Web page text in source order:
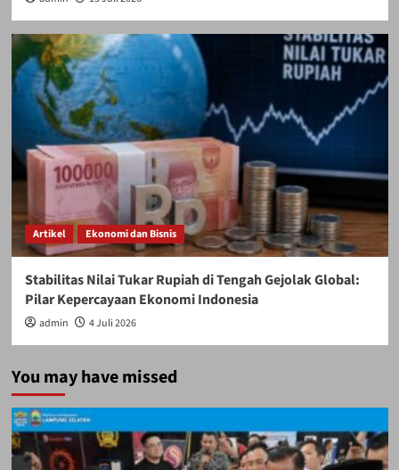
Artikel Ekonomi dan Bisnis
Stabilitas Nilai Tukar Rupiah di Tengah Gejolak Global:
Pilar Kepercayaan Ekonomi Indonesia
admin 4 Juli 2026
You may have missed